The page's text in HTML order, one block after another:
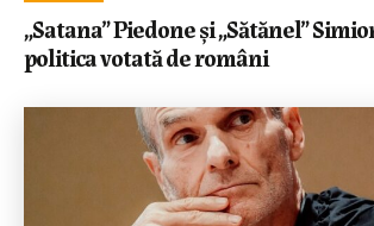
„Satana” Piedone și „Sătănel”
politica votată de români